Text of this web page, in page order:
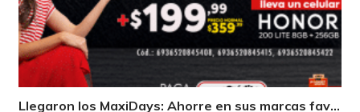
Llegaron los MaxiDays: Ahorre en sus marcas favoritas